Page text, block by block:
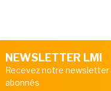
NEWSLETTER LMI
Recevez notre
abonnés